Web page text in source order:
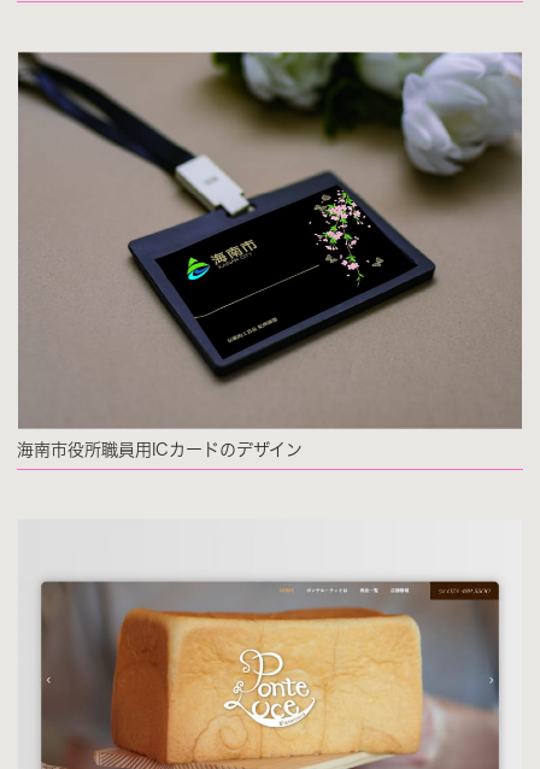
海南市役所職員用ICカードのデザイン